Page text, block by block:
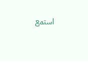
استمع